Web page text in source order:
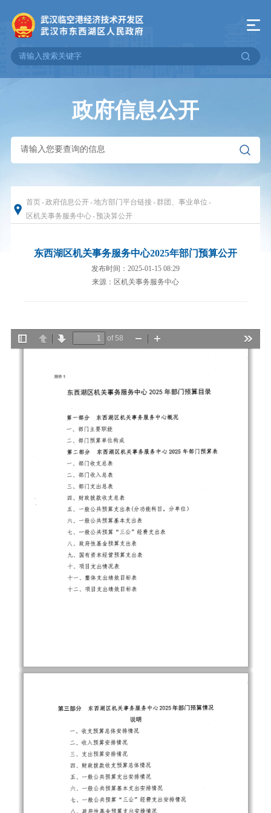
政府信息公开
首页-政府信息公开-地方部门平台链接- 群团、事业单位 -
区机关事务服务中心-预决算公开
东西湖区机关事务服务中心2025年部门预算公开
发布时间：2025-01-15 08:29
来源：区机关事务服务中心